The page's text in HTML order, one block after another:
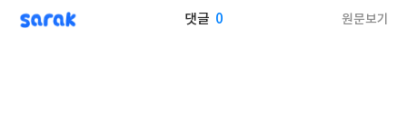
sarak 댓글 0 원문보기